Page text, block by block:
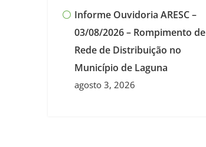
Informe Ouvidoria ARESC –
03/08/2026 – Rompimento de
Rede de Distribuição no
Município de Laguna
agosto 3, 2026